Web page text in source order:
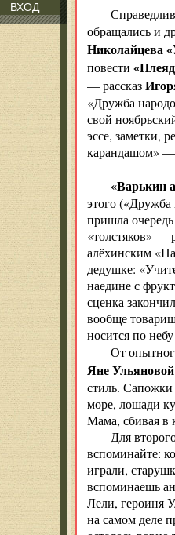
ВХОД
обращались и
Николайцева
повести
— рассказ
«Дружба
свой
эссе, заметки,
карандашом» —
«Варькин
этого
пришла
«толстяков» —
алёхинским
дедушке:
наедине с
сценка
вообще
носится по
От
Яне Ульяновой
стиль. Сапожки
море, лошади
Мама, сбивая в
Для
вспоминайте:
играли,
вспоминаешь
Лели, героиня
на самом деле